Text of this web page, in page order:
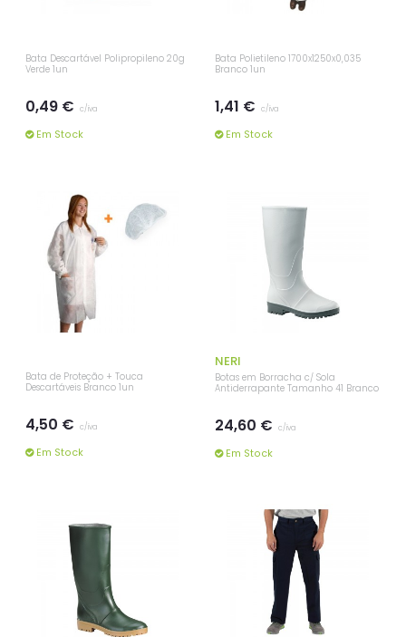
Bata Descartável Polipropileno 20g
Verde 1un
0,49 € c/iva
Em Stock
Bata Polietileno 1700x1250x0,035
Branco 1un
1,41 € c/iva
Em Stock
Bata de Proteção + Touca
Descartáveis Branco 1un
4,50 € c/iva
Em Stock
NERI
Botas em Borracha c/ Sola
Antiderrapante Tamanho 41 Branco
24,60 € c/iva
Em Stock